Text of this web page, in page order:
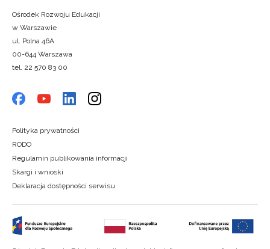
Ośrodek Rozwoju Edukacji
w Warszawie
ul. Polna 46A
00-644 Warszawa
tel. 22 570 83 00
Polityka prywatności
RODO
Regulamin publikowania informacji
Skargi i wnioski
Deklaracja dostępności serwisu